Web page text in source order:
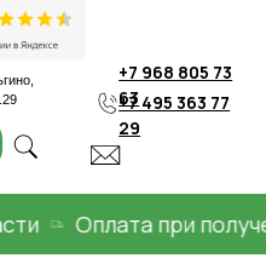
+7 968 805 73
29
Оплата при